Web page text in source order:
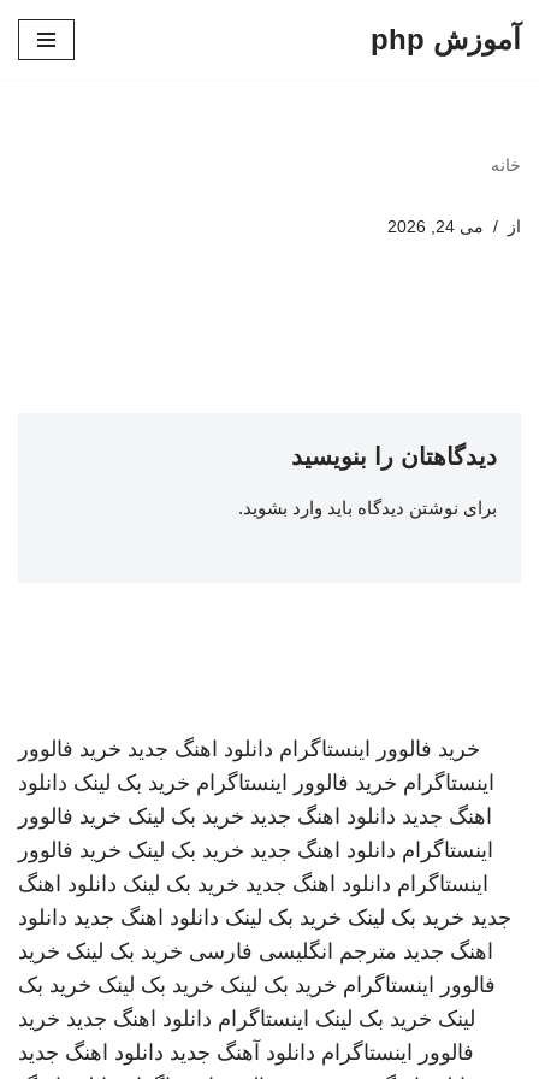
آموزش php
خانه
از می 24, 2026
دیدگاهتان را بنویسید
برای نوشتن دیدگاه باید وارد بشوید.
خرید فالوور اینستاگرام دانلود اهنگ جدید خرید فالوور
اینستاگرام خرید فالوور اینستاگرام خرید بک لینک دانلود
اهنگ جدید دانلود اهنگ جدید خرید بک لینک خرید فالوور
اینستاگرام دانلود اهنگ جدید خرید بک لینک خرید فالوور
اینستاگرام دانلود اهنگ جدید خرید بک لینک دانلود اهنگ
جدید خرید بک لینک خرید بک لینک دانلود اهنگ جدید دانلود
اهنگ جدید مترجم انگلیسی فارسی خرید بک لینک خرید
فالوور اینستاگرام خرید بک لینک خرید بک لینک خرید بک
لینک خرید بک لینک اینستاگرام دانلود اهنگ جدید خرید
فالوور اینستاگرام دانلود آهنگ جدید دانلود اهنگ جدید